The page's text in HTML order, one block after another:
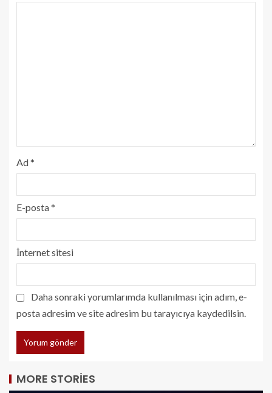
Ad*
E-posta*
İnternet sitesi
Daha sonraki yorumlarımda kullanılması için adım, e-
posta adresim ve site adresim bu tarayıcıya kaydedilsin.
MORE STORIES